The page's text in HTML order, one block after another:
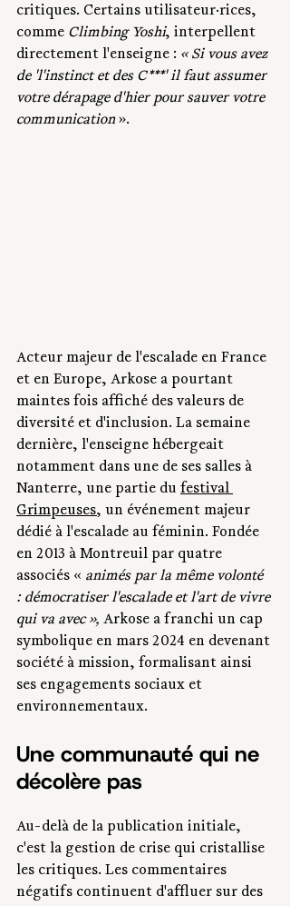
critiques. Certains utilisateur·rices,
comme Climbing Yoshi, interpellent
directement l'enseigne : « Si vous avez
de 'l'instinct et des C***' il faut assumer
votre dérapage d'hier pour sauver votre
communication ».
Acteur majeur de l'escalade en France
et en Europe, Arkose a pourtant
maintes fois affiché des valeurs de
diversité et d'inclusion. La semaine
dernière, l'enseigne hébergeait
notamment dans une de ses salles à
Nanterre, une partie du festival
Grimpeuses, un événement majeur
dédié à l'escalade au féminin. Fondée
en 2013 à Montreuil par quatre
associés « animés par la même volonté
: démocratiser l'escalade et l'art de vivre
qui va avec », Arkose a franchi un cap
symbolique en mars 2024 en devenant
société à mission, formalisant ainsi
ses engagements sociaux et
environnementaux.
Une communauté qui ne
décolère pas
Au-delà de la publication initiale,
c'est la gestion de crise qui cristallise
les critiques. Les commentaires
négatifs continuent d'affluer sur des